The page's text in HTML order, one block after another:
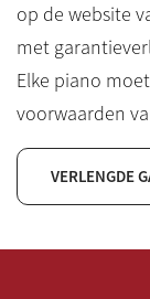
op de website
met
Elke piano
voorwaarden
VERLENGDE